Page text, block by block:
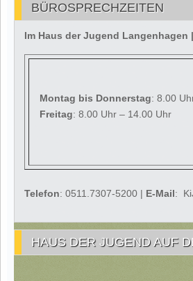
BÜROSPRECHZEITEN
Im Haus der Jugend
Montag bis Donnerstag: 8.00
Freitag: 8.00 Uhr – 14.00 Uhr
Telefon: 0511.7307-5200 | E-Mail:
HAUS DER JUGEND AUF